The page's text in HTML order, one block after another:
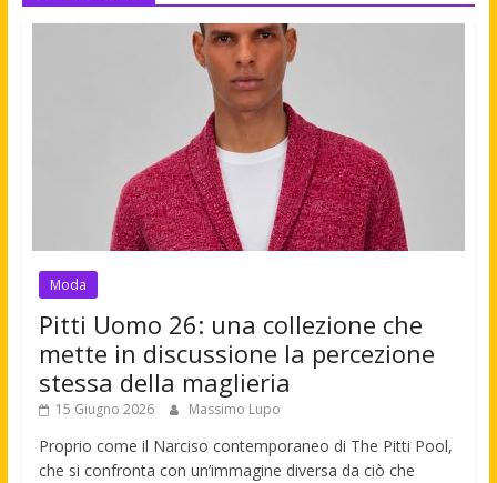
Moda
Pitti Uomo 26: una collezione che
mette in discussione la percezione
stessa della maglieria
15 Giugno 2026 Massimo Lupo
Proprio come il Narciso contemporaneo di The Pitti Pool,
che si confronta con un’immagine diversa da ciò che